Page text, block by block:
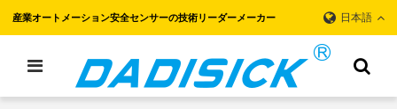
産業オートメーション安全センサーの技術リーダーメーカー 日本語